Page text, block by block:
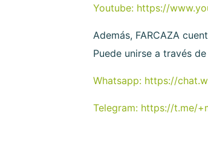
Youtube: https://
Además, FARCAZA
Puede unirse a través
Whatsapp: https://
Telegram: https://t.me/